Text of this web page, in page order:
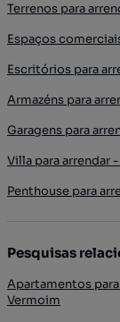
Terrenos para
Espaços
Escritórios para
Armazéns para
Garagens para
Villa para arrendar
Penthouse para
Pesquisas
Apartamentos
Vermoim